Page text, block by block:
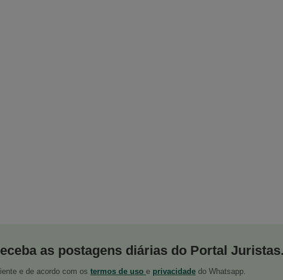
as postagens diárias do Portal Juristas.
e de acordo com os termos de uso e privacidade do Whatsapp.